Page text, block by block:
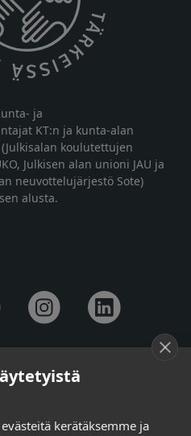
ja
KT:n ja kunta-alan
koulutettujen
Julkisen alan unioni JAU ja
neuvottelujärjestö Sote)
alusta.
kerätäksemme ja